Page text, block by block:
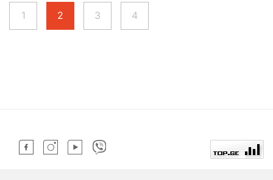
1 2 3 4